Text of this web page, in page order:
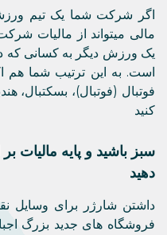
اگر شرکت شما یک تیم
یک ورزش دیگر به کسانی که
است. به این ترتیب شما هم
فوتبال (فوتبال)، بسکتبال،
کنید
سبز باشید و پایه مالیات
دهید
داشتن شارژر برای وسایل
فروشگاه های جدید بزرگ